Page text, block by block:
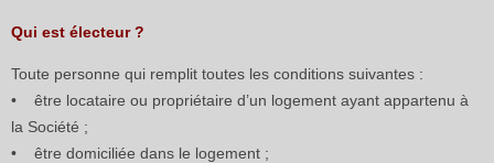
Qui est électeur ?
Toute personne qui remplit toutes les conditions suivantes :
• être locataire ou propriétaire d’un logement ayant appartenu à
la Société ;
• être domiciliée dans le logement ;